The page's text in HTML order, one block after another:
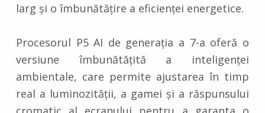
larg și o îmbunătățire a eficienței energetice.
Procesorul P5 AI de generația a 7-a oferă o
versiune îmbunătățită a inteligenței
ambientale, care permite ajustarea în timp
real a luminozității, a gamei și a răspunsului